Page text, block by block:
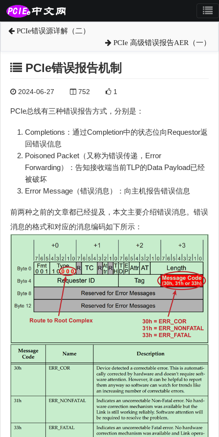
PCIe错误源详解（二）
PCIe 高级错误报告AER（一）
PCIe错误报告机制
2024-06-27 752 1
PCIe总线有三种错误报告方式，分别是：
Completions：通过Completion中的状态位向Requestor返
回错误信息
Poisoned Packet（又称为错误传递，Error
Forwarding）：告知接收端当前TLP的Data Payload已经
被破坏
Error Message（错误消息）：向主机报告错误信息
前两种之前的文章都已经提及，本文主要介绍错误消息。错误
消息的格式和对应的消息编码如下所示：